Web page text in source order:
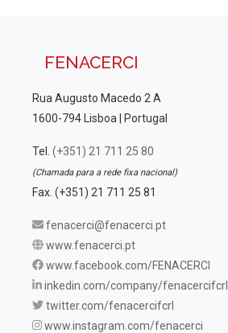
FENACERCI
Rua Augusto Macedo 2 A
1600-794 Lisboa | Portugal
Tel. (+351) 21 711 25 80
(Chamada para a rede fixa nacional)
Fax. (+351) 21 711 25 81
fenacerci@fenacerci.pt
www.fenacerci.pt
www.facebook.com/FENACERCI
inkedin.com/company/fenacercifcrl
twitter.com/fenacercifcrl
www.instagram.com/fenacerci